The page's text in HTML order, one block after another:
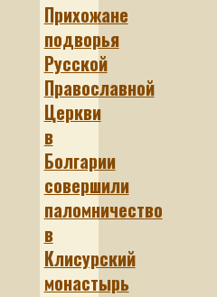
Прихожане
подворья
Русской
Православной
Церкви
в
Болгарии
совершили
паломничество
в
Клисурский
монастырь